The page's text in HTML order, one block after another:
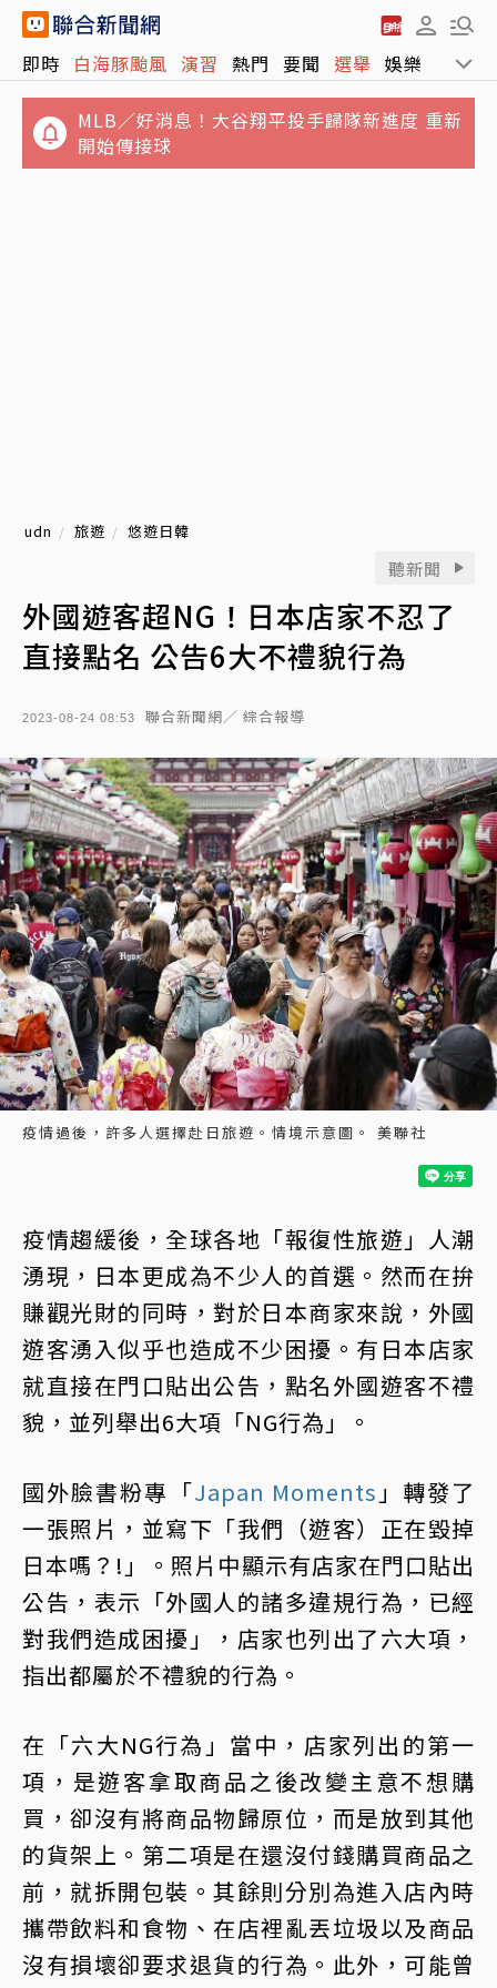
即時 白海豚颱風 演習 熱門 要聞 選舉 娛樂 運動
MLB／好消息！大谷翔平投手歸隊新進度 重新
開始傳接球
iPhone 17要漲！爆料稱最快下周調價 蘋果提
udn 旅遊 悠遊日韓
聽新聞
外國遊客超NG！日本店家不忍了
直接點名 公告6大不禮貌行為
2023-08-24 08:53 聯合新聞網／ 綜合報導
疫情過後，許多人選擇赴日旅遊。情境示意圖。 美聯社
疫情趨緩後，全球各地「報復性旅遊」人潮
湧現，日本更成為不少人的首選。然而在拚
賺觀光財的同時，對於日本商家來說，外國
遊客湧入似乎也造成不少困擾。有日本店家
就直接在門口貼出公告，點名外國遊客不禮
貌，並列舉出6大項「NG行為」。
國外臉書粉專「Japan Moments 」轉發了
一張照片，並寫下「我們（遊客）正在毀掉
日本嗎？!」。照片中顯示有店家在門口貼出
公告，表示「外國人的諸多違規行為，已經
對我們造成困擾」，店家也列出了六大項，
指出都屬於不禮貌的行為。
在「六大NG行為」當中，店家列出的第一
項，是遊客拿取商品之後改變主意不想購
買，卻沒有將商品物歸原位，而是放到其他
的貨架上。第二項是在還沒付錢購買商品之
前，就拆開包裝。其餘則分別為進入店內時
攜帶飲料和食物、在店裡亂丟垃圾以及商品
沒有損壞卻要求退貨的行為。此外，可能曾